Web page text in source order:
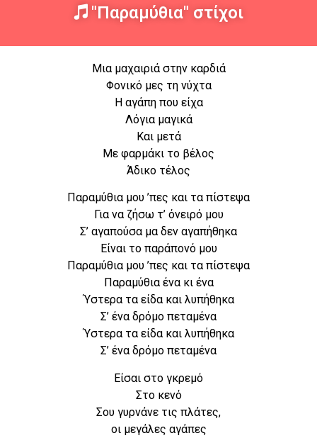
"Παραμύθια" στίχοι
Μια μαχαιριά στην καρδιά
Φονικό μες τη νύχτα
Η αγάπη που είχα
Λόγια μαγικά
Και μετά
Με φαρμάκι το βέλος
Άδικο τέλος
Παραμύθια μου ’πες και τα πίστεψα
Για να ζήσω τ’ όνειρό μου
Σ’ αγαπούσα μα δεν αγαπήθηκα
Είναι το παράπονό μου
Παραμύθια μου ’πες και τα πίστεψα
Παραμύθια ένα κι ένα
Ύστερα τα είδα και λυπήθηκα
Σ’ ένα δρόμο πεταμένα
Ύστερα τα είδα και λυπήθηκα
Σ’ ένα δρόμο πεταμένα
Είσαι στο γκρεμό
Στο κενό
Σου γυρνάνε τις πλάτες,
οι μεγάλες αγάπες